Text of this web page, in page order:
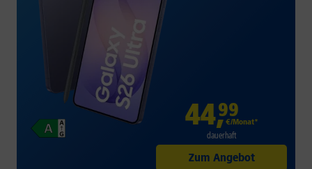
44,99
€/Monat*
dauerhaft
Zum Angebot